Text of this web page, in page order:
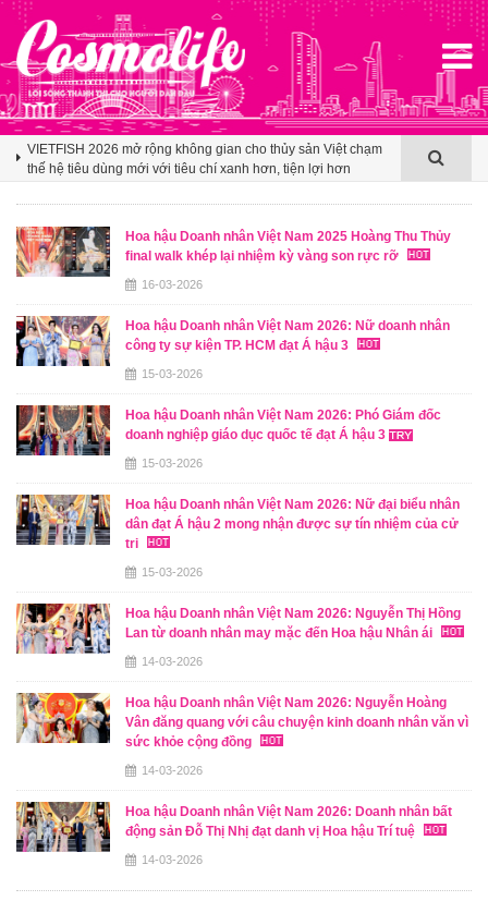
Klook hé lộ khoảng trống cảm ơn trong văn hóa du lịch nhóm
của người Việt
VIETFISH 2026 mở rộng không gian cho thủy sản Việt chạm
thế hệ tiêu dùng mới với tiêu chí xanh hơn, tiện lợi hơn
Booking.com x Mille Mille biến ly cà phê thành tấm vé mở lối
Klook hé lộ khoảng trống cảm ơn trong văn hóa du lịch nhóm
của người Việt
VIETFISH 2026 mở rộng không gian cho thủy sản Việt chạm
thế hệ tiêu dùng mới với tiêu chí xanh hơn, tiện lợi hơn
Hoa hậu Doanh nhân Việt Nam 2025 Hoàng Thu Thủy
final walk khép lại nhiệm kỳ vàng son rực rỡ
16-03-2026
Hoa hậu Doanh nhân Việt Nam 2026: Nữ doanh nhân
công ty sự kiện TP. HCM đạt Á hậu 3
15-03-2026
Hoa hậu Doanh nhân Việt Nam 2026: Phó Giám đốc
doanh nghiệp giáo dục quốc tế đạt Á hậu 3
15-03-2026
Hoa hậu Doanh nhân Việt Nam 2026: Nữ đại biểu nhân
dân đạt Á hậu 2 mong nhận được sự tín nhiệm của cử
tri
15-03-2026
Hoa hậu Doanh nhân Việt Nam 2026: Nguyễn Thị Hồng
Lan từ doanh nhân may mặc đến Hoa hậu Nhân ái
14-03-2026
Hoa hậu Doanh nhân Việt Nam 2026: Nguyễn Hoàng
Vân đăng quang với câu chuyện kinh doanh nhân văn vì
sức khỏe cộng đồng
14-03-2026
Hoa hậu Doanh nhân Việt Nam 2026: Doanh nhân bất
động sản Đỗ Thị Nhị đạt danh vị Hoa hậu Trí tuệ
14-03-2026